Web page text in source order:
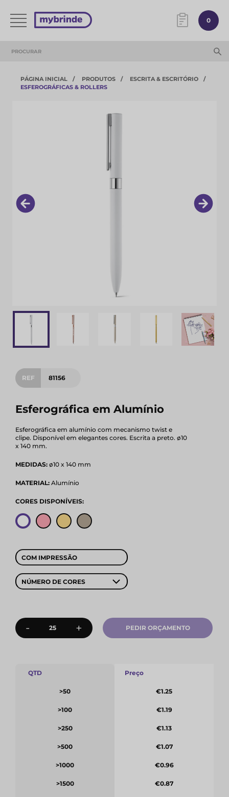
0
PÁGINA INICIAL PRODUTOS
ESCRITA & ESCRITÓRIO
ESFEROGRÁFICAS & ROLLERS
REF 81156
Esferográfica em Alumínio
Esferográfica em alumínio com mecanismo twist e
clipe. Disponível em elegantes cores. Escrita a preto. ø10
x 140 mm.
MEDIDAS: ø10 x 140 mm
MATERIAL: Alumínio
CORES DISPONÍVEIS:
COM IMPRESSÃO
NÚMERO DE CORES
- + PEDIR ORÇAMENTO
QTD
>50
>100
>250
>500
>1000
>1500
Preço
€1.25
€1.19
€1.13
€1.07
€0.96
€0.87